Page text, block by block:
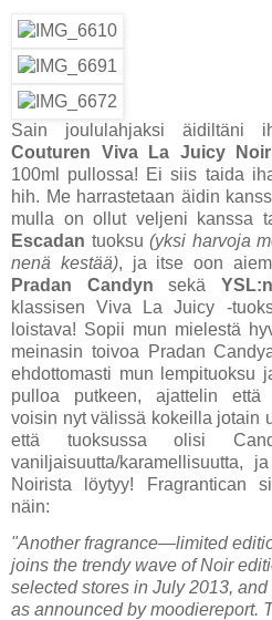
Sain joululahjaksi äidiltäni
Couturen Viva La Juicy Noir
100ml pullossa! Ei siis taida
hih. Me harrastetaan äidin
mulla on ollut veljeni kanssa
Escadan tuoksu (yksi harvoja
nenä kestää), ja itse oon
Pradan Candyn sekä
klassisen Viva La Juicy -
loistava! Sopii mun mielestä
meinasin toivoa Pradan
ehdottomasti mun lempituoksu
pulloa putkeen, ajattelin että
voisin nyt välissä kokeilla jotain
että tuoksussa olisi
vaniljaisuutta/
Noirista löytyy! Fragrantican
näin:
"Another fragrance—limited
joins the trendy wave of Noir
selected stores in July 2013,
as announced by moodiereport.